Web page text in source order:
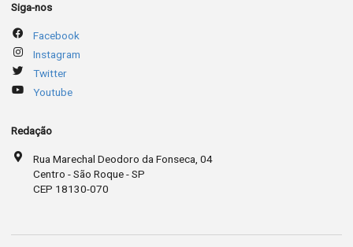
Siga-nos
Facebook
Instagram
Twitter
Youtube
Redação
Rua Marechal Deodoro da Fonseca, 04
Centro - São Roque - SP
CEP 18130-070